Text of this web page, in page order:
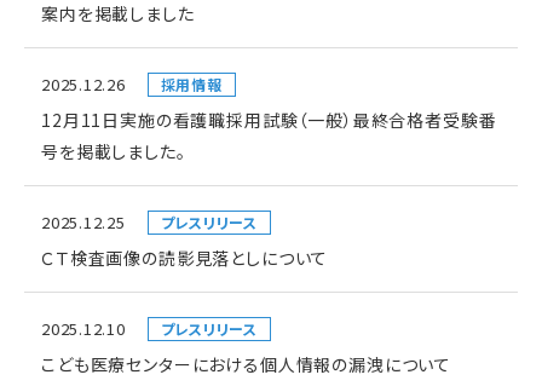
案内を掲載しました
2025.12.26 採用情報
12月11日実施の看護職採用試験（一般）最終合格者受験番
号を掲載しました。
2025.12.25 プレスリリース
ＣＴ検査画像の読影見落としについて
2025.12.10 プレスリリース
こども医療センターにおける個人情報の漏洩について